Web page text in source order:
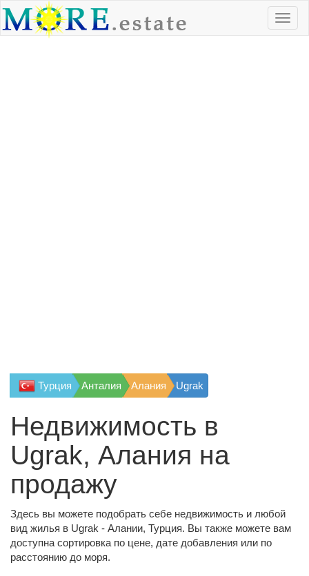
Турция Анталия Алания Ugrak
Недвижимость в
Ugrak, Алания на
продажу
Здесь вы можете подобрать себе недвижимость и любой
вид жилья в Ugrak - Алании, Турция. Вы также можете вам
доступна сортировка по цене, дате добавления или по
расстоянию до моря.